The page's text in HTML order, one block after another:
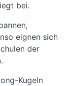
bei.
eignen sich
der
Kugeln